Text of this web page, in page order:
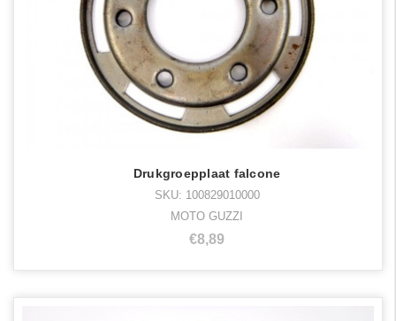
Drukgroepplaat falcone
SKU: 100829010000
MOTO GUZZI
€8,89